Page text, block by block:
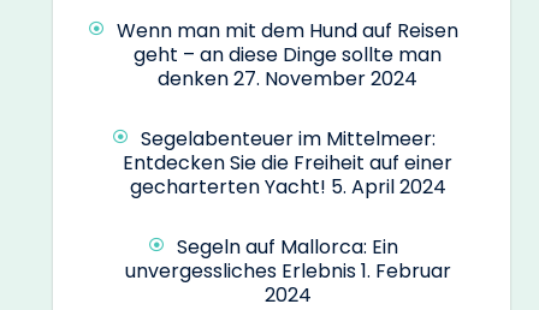
Wenn man mit dem Hund auf Reisen
geht – an diese Dinge sollte man
denken27. November 2024
Segelabenteuer im Mittelmeer:
Entdecken Sie die Freiheit auf einer
gecharterten Yacht! 5. April 2024
Segeln auf Mallorca: Ein
unvergessliches Erlebnis1. Februar
2024